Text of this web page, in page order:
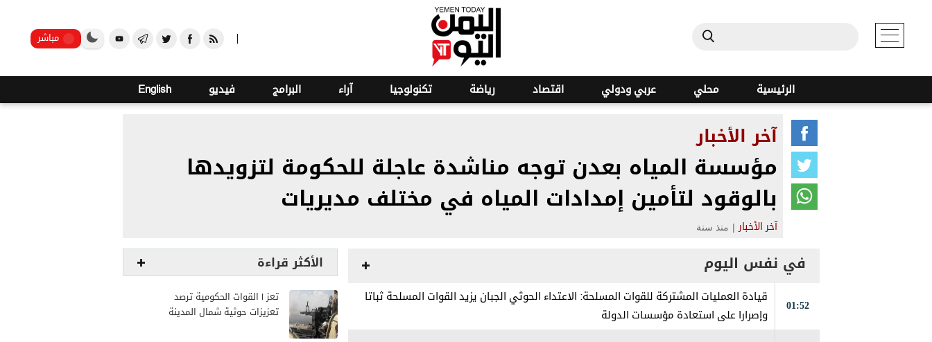
صنعاء مباشر
الرئيسية محلي عربي ودولي اقتصاد رياضة تكنولوجيا آراء البرامج فيديو English
آخر الأخبار
مؤسسة المياه بعدن توجه مناشدة عاجلة للحكومة لتزويدها
بالوقود لتأمين إمدادات المياه في مختلف مديريات
آخر الأخبار | منذ سنة
في نفس اليوم
01:52
قيادة العمليات المشتركة للقوات المسلحة: الاعتداء الحوثي الجبان يزيد القوات المسلحة ثباتا
وإصرارا على استعادة مؤسسات الدولة
الأكثر قراءة
تعز | القوات الحكومية ترصد
تعزيزات حوثية شمال المدينة